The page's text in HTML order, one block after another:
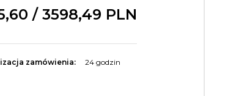
60 / 3598,49 PLN
zamówienia: 24 godzin